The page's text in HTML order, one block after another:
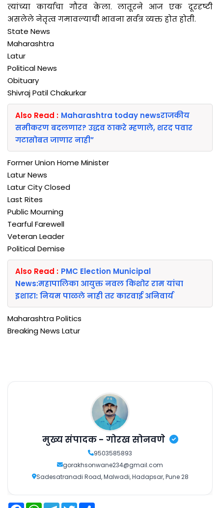
त्यांच्या कार्याचा गौरव केला. लातूरने आज एक दूरदृष्टी
असलेले नेतृत्व गमावल्याची भावना सर्वत्र व्यक्त होत होती.
State News
Maharashtra
Latur
Political News
Obituary
Shivraj Patil Chakurkar
Also Read : Maharashtra today newsराजकीय
समीकरण बदलणार? उद्धव ठाकरे म्हणाले, शरद पवार
गटासोबत जाणार नाही”
Former Union Home Minister
Latur News
Latur City Closed
Last Rites
Public Mourning
Tearful Farewell
Veteran Leader
Political Demise
Also Read : PMC Election Municipal
News:महापालिका आयुक्त नवल किशोर राम यांचा
इशारा: नियम पाळले नाही तर कारवाई अनिवार्य
Maharashtra Politics
Breaking News Latur
मुख्य संपादक - गोरख सोनवणे
9503585893
gorakhsonwane234@gmail.com
Sadesatranadi Road, Malwadi, Hadapsar, Pune 28